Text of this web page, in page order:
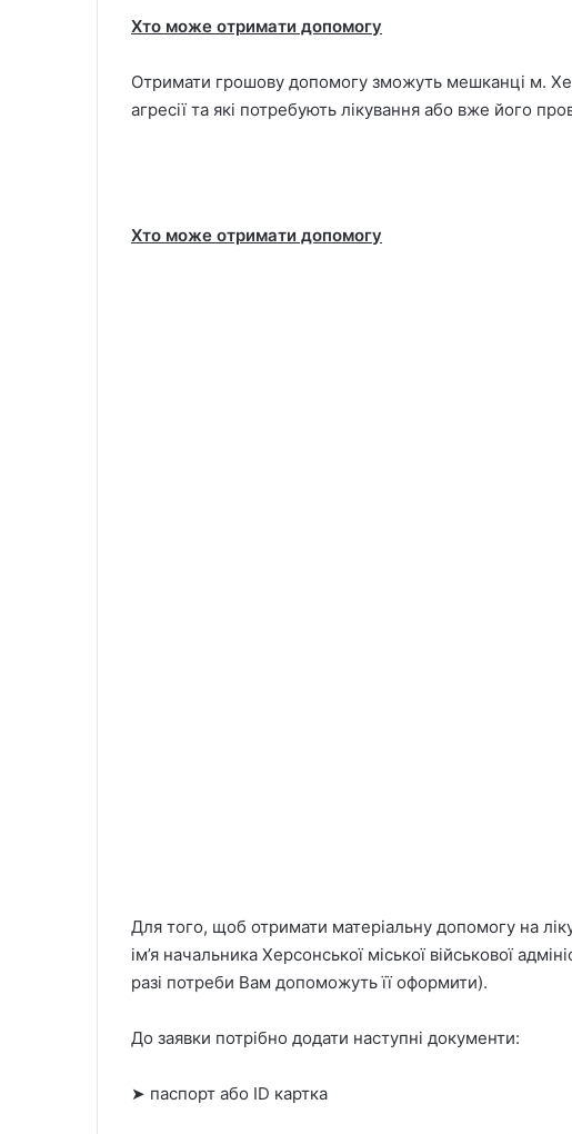
Хто може отримати допомогу
Отримати грошову допомогу зможуть мешканці м.
агресії та які потребують лікування або вже його
Хто може отримати допомогу
Для того, щоб отримати матеріальну допомогу на
ім’я начальника Херсонської міської військової
разі потреби Вам допоможуть її оформити).
До заявки потрібно додати наступні документи:
➤ паспорт або ID картка